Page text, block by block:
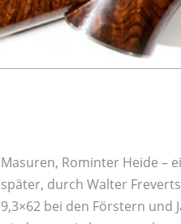
Masuren, Rominter Heide –
später, durch Walter
9,3×62 bei den Förstern und